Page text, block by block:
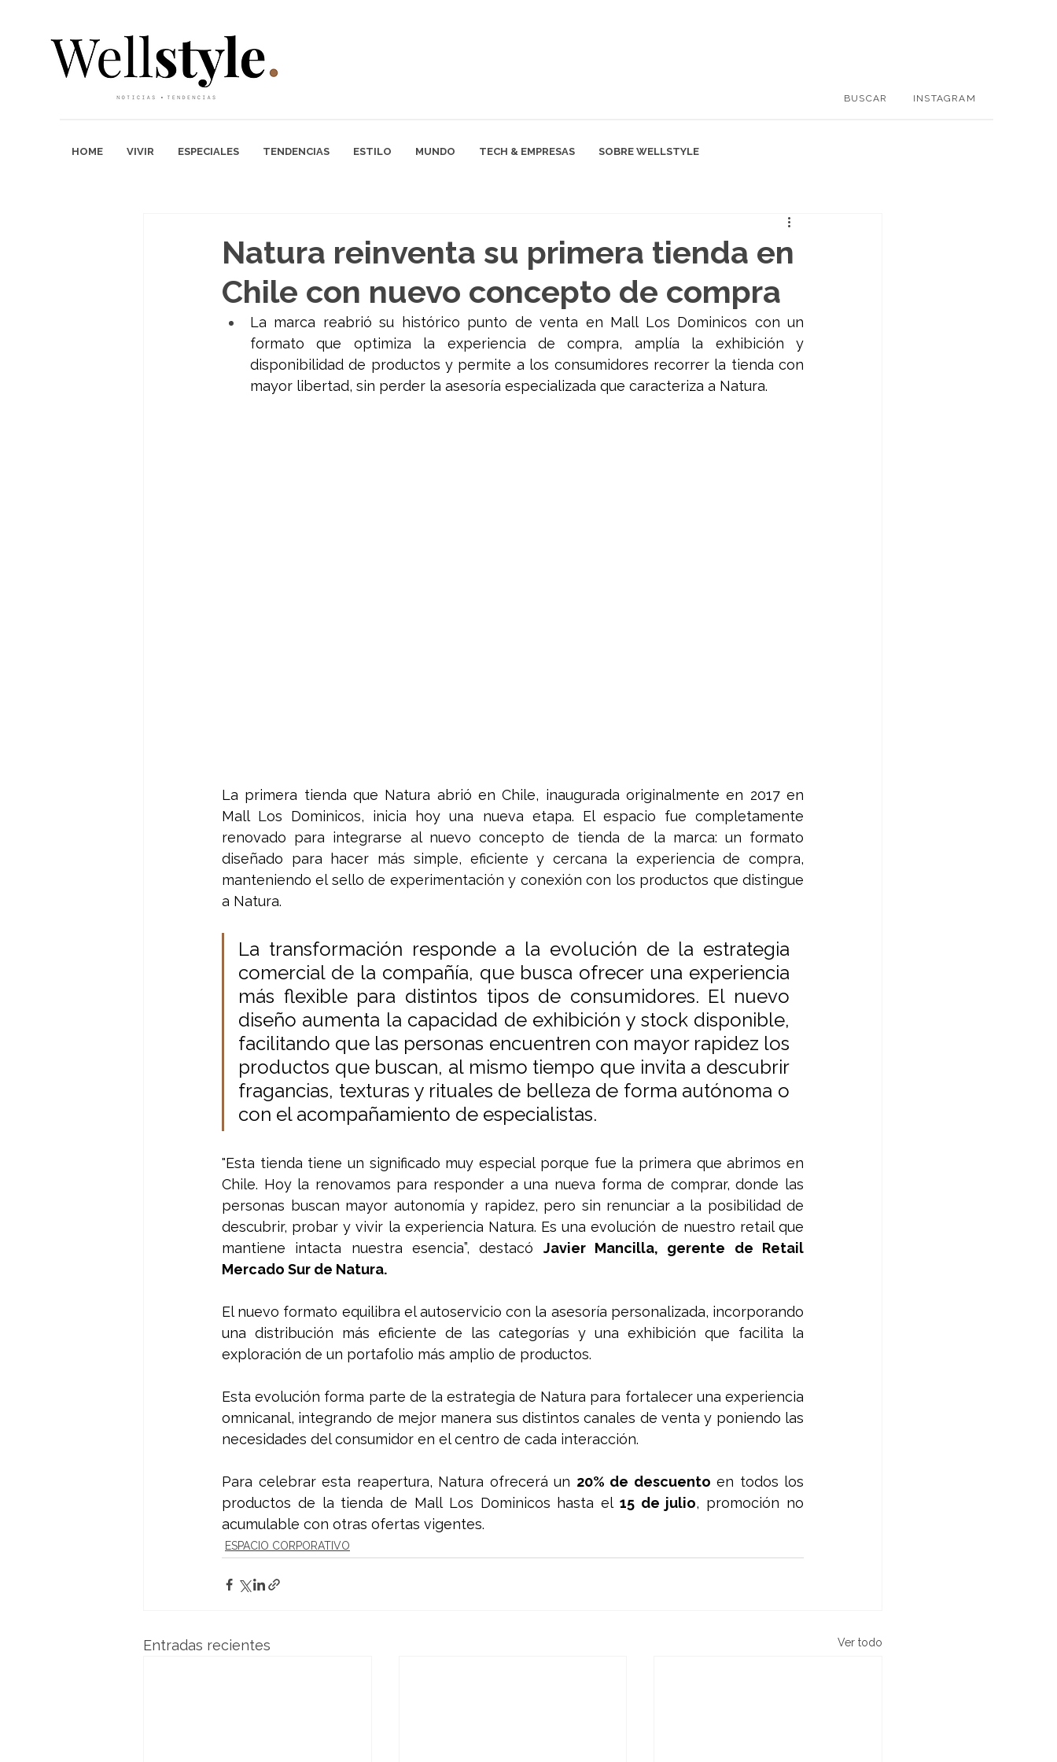
BUSCAR INSTAGRAM
HOME VIVIR ESPECIALES TENDENCIAS ESTILO MUNDO TECH & EMPRESAS SOBRE WELLSTYLE
Natura reinventa su primera tienda en
Chile con nuevo concepto de compra
La marca reabrió su histórico punto de venta en Mall Los Dominicos con un
formato que optimiza la experiencia de compra, amplía la exhibición y
disponibilidad de productos y permite a los consumidores recorrer la tienda con
mayor libertad, sin perder la asesoría especializada que caracteriza a Natura.
La primera tienda que Natura abrió en Chile, inaugurada originalmente en 2017 en
Mall Los Dominicos, inicia hoy una nueva etapa. El espacio fue completamente
renovado para integrarse al nuevo concepto de tienda de la marca: un formato
diseñado para hacer más simple, eficiente y cercana la experiencia de compra,
manteniendo el sello de experimentación y conexión con los productos que distingue
a Natura.
La transformación responde a la evolución de la estrategia
comercial de la compañía, que busca ofrecer una experiencia
más flexible para distintos tipos de consumidores. El nuevo
diseño aumenta la capacidad de exhibición y stock disponible,
facilitando que las personas encuentren con mayor rapidez los
productos que buscan, al mismo tiempo que invita a descubrir
fragancias, texturas y rituales de belleza de forma autónoma o
con el acompañamiento de especialistas.
"Esta tienda tiene un significado muy especial porque fue la primera que abrimos en
Chile. Hoy la renovamos para responder a una nueva forma de comprar, donde las
personas buscan mayor autonomía y rapidez, pero sin renunciar a la posibilidad de
descubrir, probar y vivir la experiencia Natura. Es una evolución de nuestro retail que
mantiene intacta nuestra esencia”, destacó Javier Mancilla, gerente de Retail
Mercado Sur de Natura.
El nuevo formato equilibra el autoservicio con la asesoría personalizada, incorporando
una distribución más eficiente de las categorías y una exhibición que facilita la
exploración de un portafolio más amplio de productos.
Esta evolución forma parte de la estrategia de Natura para fortalecer una experiencia
omnicanal, integrando de mejor manera sus distintos canales de venta y poniendo las
necesidades del consumidor en el centro de cada interacción.
Para celebrar esta reapertura, Natura ofrecerá un 20% de descuento en todos los
productos de la tienda de Mall Los Dominicos hasta el 15 de julio, promoción no
acumulable con otras ofertas vigentes.
ESPACIO CORPORATIVO
Entradas recientes Ver todo